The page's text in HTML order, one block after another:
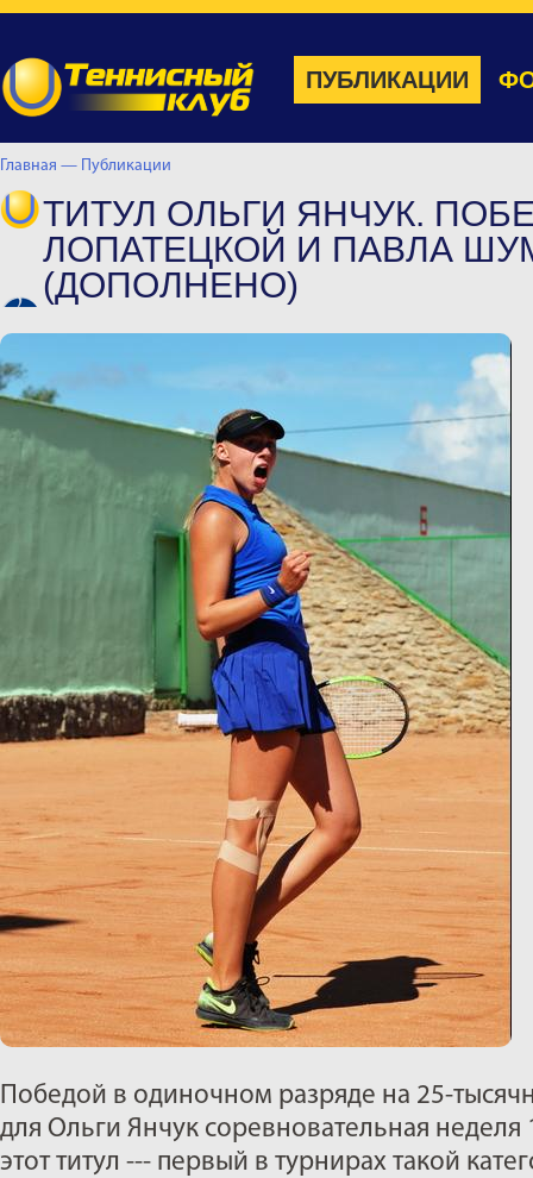
ПУБЛИКАЦИИ
Главная — Публикации
ТИТУЛ ОЛЬГИ ЯНЧУК.
ЛОПАТЕЦКОЙ И ПАВЛА
(ДОПОЛНЕНО)
Победой в одиночном разряде на 25-
для Ольги Янчук соревновательная
этот титул --- первый в турнирах такой